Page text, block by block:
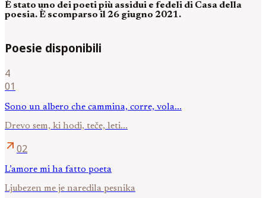
È stato uno dei poeti più assidui e fedeli di Casa della
poesia. È scomparso il 26 giugno 2021.
Poesie disponibili
4
01
Sono un albero che cammina, corre, vola...
Drevo sem, ki hodi, teče, leti...
arrow_outward 02
L’amore mi ha fatto poeta
Ljubezen me je naredila pesnika